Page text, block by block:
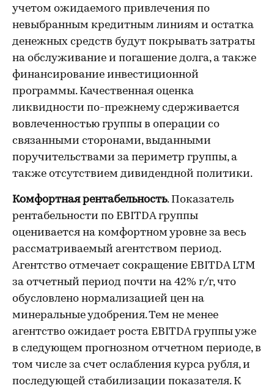
учетом ожидаемого привлечения по
невыбранным кредитным линиям и остатка
денежных средств будут покрывать затраты
на обслуживание и погашение долга, а также
финансирование инвестиционной
программы. Качественная оценка
ликвидности по-прежнему сдерживается
вовлеченностью группы в операции со
связанными сторонами, выданными
поручительствами за периметр группы, а
также отсутствием дивидендной политики.
Комфортная рентабельность. Показатель
рентабельности по EBITDA группы
оценивается на комфортном уровне за весь
рассматриваемый агентством период.
Агентство отмечает сокращение EBITDA LTM
за отчетный период почти на 42% г/г, что
обусловлено нормализацией цен на
минеральные удобрения. Тем не менее
агентство ожидает роста EBITDA группы уже
в следующем прогнозном отчетном периоде, в
том числе за счет ослабления курса рубля, и
последующей стабилизации показателя. К